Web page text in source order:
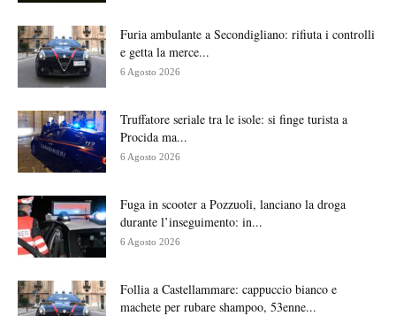
Furia ambulante a Secondigliano: rifiuta i controlli
e getta la merce...
6 Agosto 2026
Truffatore seriale tra le isole: si finge turista a
Procida ma...
6 Agosto 2026
Fuga in scooter a Pozzuoli, lanciano la droga
durante l’inseguimento: in...
6 Agosto 2026
Follia a Castellammare: cappuccio bianco e
machete per rubare shampoo, 53enne...